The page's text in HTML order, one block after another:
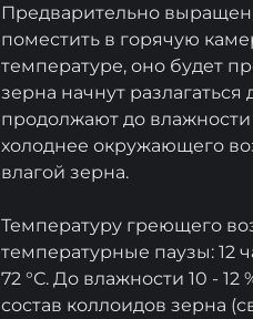
Предварительно
поместить в горячую
температуре, оно будет
зерна начнут
продолжают до влажности
холоднее окружающего
влагой зерна.
Температуру греющего
температурные паузы: 12
72 °С. До влажности 10 -
состав коллоидов зерна